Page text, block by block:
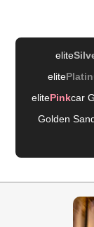
elite
elite
elitePinkcar
Golden